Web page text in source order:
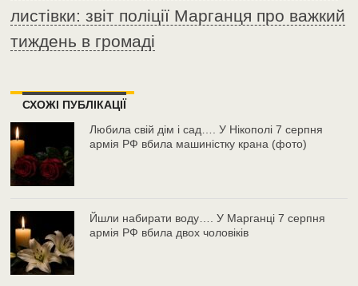
листівки: звіт поліції Марганця про важкий
тиждень в громаді
СХОЖІ ПУБЛІКАЦІЇ
Любила свій дім і сад…. У Нікополі 7 серпня
армія РФ вбила машиністку крана (фото)
Йшли набирати воду…. У Марганці 7 серпня
армія РФ вбила двох чоловіків